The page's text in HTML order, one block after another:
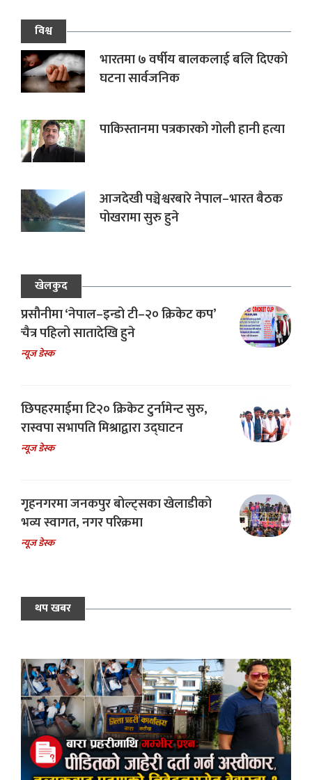
विश्व
भारतमा ७ वर्षीय बालकलाई बलि दिएको
घटना सार्वजनिक
पाकिस्तानमा पत्रकारको गोली हानी हत्या
आजदेखी पञ्चेश्वरबारे नेपाल–भारत बैठक
पोखरामा सुरु हुने
खेलकुद
प्रसौनीमा ‘नेपाल–इन्डो टी–२० क्रिकेट कप’
चैत्र पहिलो सातादेखि हुने
न्यूज डेस्क
छिपहरमाईमा टि२० क्रिकेट टुर्नामेन्ट सुरु,
रास्वपा सभापति मिश्राद्वारा उद्घाटन
न्यूज डेस्क
गृहनगरमा जनकपुर बोल्ट्सका खेलाडीको
भव्य स्वागत, नगर परिक्रमा
न्यूज डेस्क
थप खबर